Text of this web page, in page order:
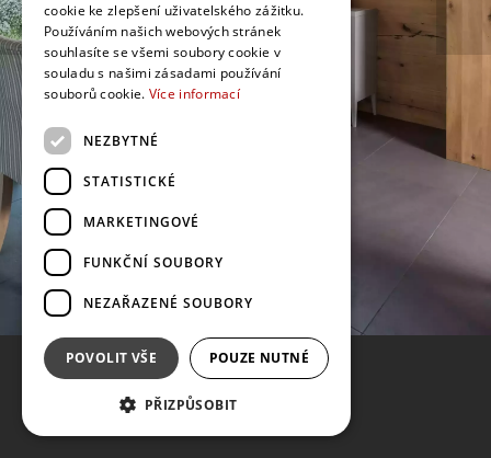
cookie ke zlepšení uživatelského zážitku.
Používáním našich webových stránek
souhlasíte se všemi soubory cookie v
souladu s našimi zásadami používání
souborů cookie. Více informací
NEZBYTNÉ
STATISTICKÉ
MARKETINGOVÉ
FUNKČNÍ SOUBORY
NEZAŘAZENÉ SOUBORY
POVOLIT VŠE POUZE NUTNÉ
PŘIZPŮSOBIT